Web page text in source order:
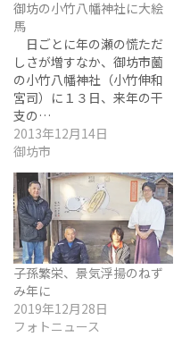
御坊の小竹八幡神社に大絵
馬
日ごとに年の瀬の慌ただ
しさが増すなか、御坊市薗
の小竹八幡神社（小竹伸和
宮司）に１３日、来年の干
支の…
2013年12月14日
御坊市
子孫繁栄、景気浮揚のねず
み年に
2019年12月28日
フォトニュース